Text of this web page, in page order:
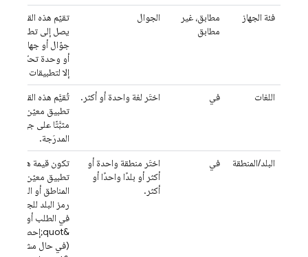
فئة الجهاز
مطابق، غير
مطابق
الجوال
تقيّم هذه القاعدة ما
يصل إلى تطبيق
جوّال أو جهاز غير
أو وحدة تحكّم). لا
إلا لتطبيقات الويب.
اللغات
في اختَر لغة واحدة أو أكثر.
تُقيَّم هذه القاعدة
تطبيق معيّن إذا
مثبَّتًا على جهاز
المدرَجة.
البلد/المنطقة
في
اختَر منطقة واحدة أو
أكثر أو بلدًا واحدًا أو
أكثر.
تكون قيمة هذه
تطبيق معيّن إذا
المناطق أو البلدان
في الطلب أو رمز
(في حال مشاركة